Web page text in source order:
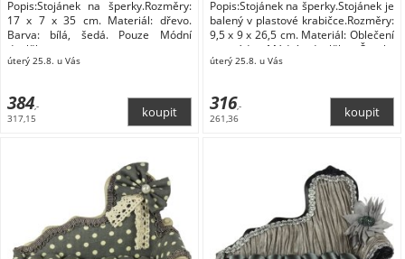
Popis:Stojánek na šperky.Rozměry:
17 x 7 x 35 cm. Materiál: dřevo.
Barva: bílá, šedá. Pouze Módní
doplňky
úterý 25.8. u Vás
384,-
317,15
Popis:Stojánek na šperky.Stojánek je
balený v plastové krabičce.Rozměry:
9,5 x 9 x 26,5 cm. Materiál: Oblečení
a móda Módní doplňky Šperky
Dárkové krabičky na šperky
úterý 25.8. u Vás
316,-
261,36